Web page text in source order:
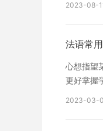
2023-08-
法语常
心想指望
更好掌握
2023-03-